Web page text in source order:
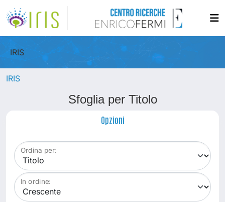
IRIS
IRIS
Sfoglia per Titolo
Opzioni
Ordina per:
In ordine: